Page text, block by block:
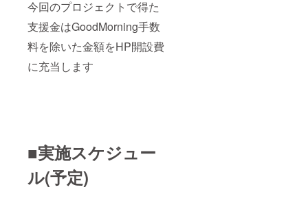
今回のプロジェクトで得た
支援金はGoodMorning手数
料を除いた金額をHP開設費
に充当します
■実施スケジュー
ル(予定)